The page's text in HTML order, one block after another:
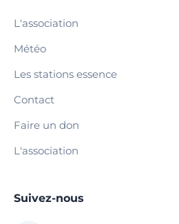
L'association
Météo
Les stations essence
Contact
Faire un don
L'association
Suivez-nous